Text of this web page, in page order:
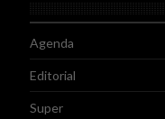
Agenda
Editorial
Super